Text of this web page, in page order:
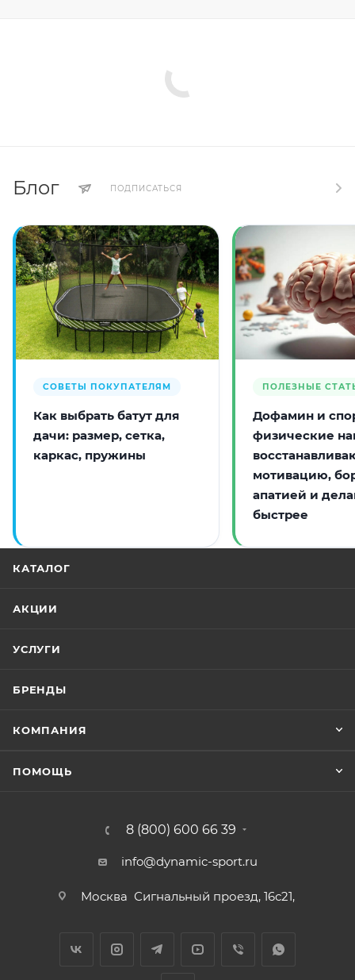
Блог ПОДПИСАТЬСЯ
СОВЕТЫ ПОКУПАТЕЛЯМ
Как выбрать батут для
дачи: размер, сетка,
каркас, пружины
ПОЛЕЗНЫЕ
Дофамин и
физические
мотивацию,
апатией и
быстрее
КАТАЛОГ
АКЦИИ
УСЛУГИ
БРЕНДЫ
КОМПАНИЯ
ПОМОЩЬ
8 (800) 600 66 39
info@dynamic-sport.ru
Москва Сигнальный проезд, 16с21,